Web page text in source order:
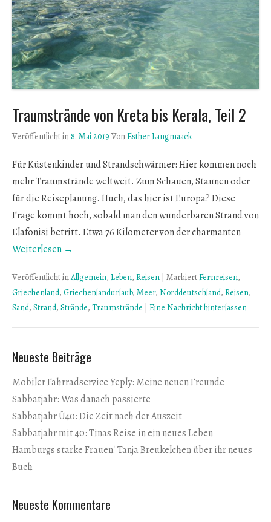
Traumstrände von Kreta bis Kerala, Teil 2
Veröffentlicht in8. Mai 2019 VonEsther Langmaack
Für Küstenkinder und Strandschwärmer: Hier kommen noch
mehr Traumstrände weltweit. Zum Schauen, Staunen oder
für die Reiseplanung. Huch, das hier ist Europa? Diese
Frage kommt hoch, sobald man den wunderbaren Strand von
Elafonisi betritt. Etwa 76 Kilometer von der charmanten
Weiterlesen →
Veröffentlicht inAllgemein, Leben, Reisen MarkiertFernreisen,
Griechenland, Griechenlandurlaub, Meer, Norddeutschland, Reisen,
Sand, Strand, Strände, Traumstrände Eine Nachricht hinterlassen
Neueste Beiträge
Mobiler Fahrradservice Yeply: Meine neuen Freunde
Sabbatjahr: Was danach passierte
Sabbatjahr Ü40: Die Zeit nach der Auszeit
Sabbatjahr mit 40: Tinas Reise in ein neues Leben
Hamburgs starke Frauen! Tanja Breukelchen über ihr neues
Buch
Neueste Kommentare